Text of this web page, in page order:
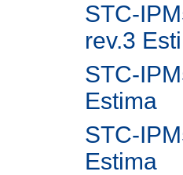
STC-
rev.3
STC-
Estima
STC-
Estima